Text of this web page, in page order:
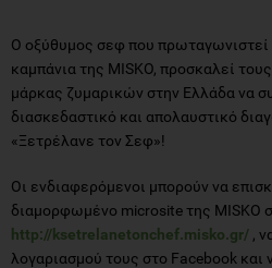
Ο οξύθυμος σεφ που πρωταγωνιστεί
καμπάνια της MISKO, προσκαλεί
μάρκας ζυμαρικών στην Ελλάδα να
διασκεδαστικό και απολαυστικό
«Ξετρέλανε τον Σεφ»!
Οι ενδιαφερόμενοι μπορούν να
διαμορφωμένο microsite της MISKO
http://ksetrelanetonchef.misko.gr/ ,
λογαριασμού τους στο Facebook και